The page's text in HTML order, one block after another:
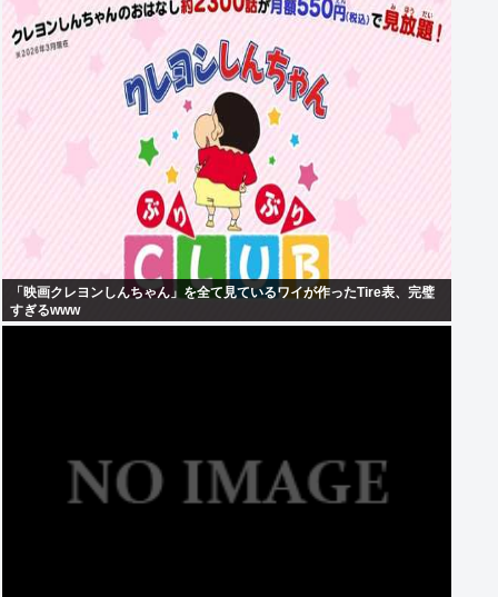
「映画クレヨンしんちゃん」を全て見ているワイが作ったTire表、完璧
すぎるwww